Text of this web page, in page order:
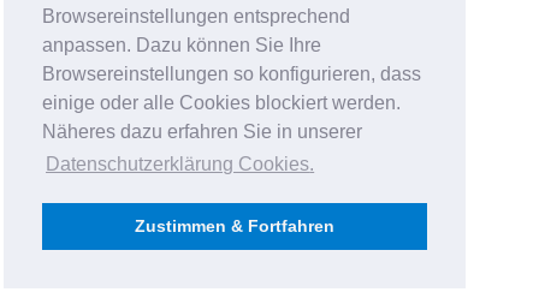
Browsereinstellungen entsprechend
anpassen. Dazu können Sie Ihre
Browsereinstellungen so konfigurieren, dass
einige oder alle Cookies blockiert werden.
Näheres dazu erfahren Sie in unserer
Datenschutzerklärung Cookies.
Zustimmen & Fortfahren